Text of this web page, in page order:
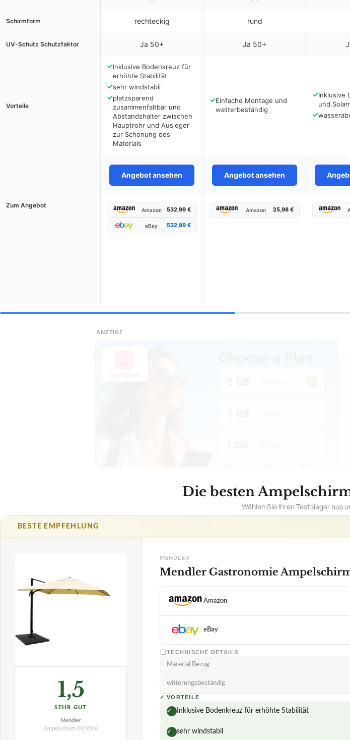
Schirmform rechteckig rund
UV-Schutz Schutzfaktor Ja 50+ Ja 50+
Vorteile
✓Inklusive Bodenkreuz für
erhöhte Stabilität
✓sehr windstabil
✓platzsparend
zusammenfaltbar und
Abstandshalter zwischen
Hauptrohr und Ausleger
zur Schonung des
Materials
✓Einfache Montage und
wetterbeständig
✓Inklusive
und
✓
Angebot ansehen Angebot ansehen
Zum Angebot
Amazon 532,99 €
eBay 532,99 €
Amazon 25,98 €
ANZEIGE
SEHR GUT
Mendler
★
Material Bezug
witterungsbeständig
✓ VORTEILE
sehr windstabil
platzsparend zusammenfaltbar und Abstandshalter
Fragen und Antworten zu Mendler Gastronomie
Wie stabil ist der Ampelschirm Mendler Gastronomie,
Wie robust ist der Ampelschirm Mendler Gastronomie,
Wie stabil ist der Mendler Gastronomie Ampelschirm bei
Wie schneidet der Mendler Gastronomie Ampelschirm